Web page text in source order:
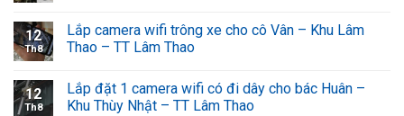
12
Th8
Lắp camera wifi trông xe cho cô Vân – Khu Lâm
Thao – TT Lâm Thao
12
Th8
Lắp đặt 1 camera wifi có đi dây cho bác Huân –
Khu Thùy Nhật – TT Lâm Thao